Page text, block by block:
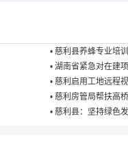
• 慈利县养蜂专业培
• 湖南省紧急对在建
• 慈利启用工地远程
• 慈利房管局帮扶高
• 慈利县：坚持绿色